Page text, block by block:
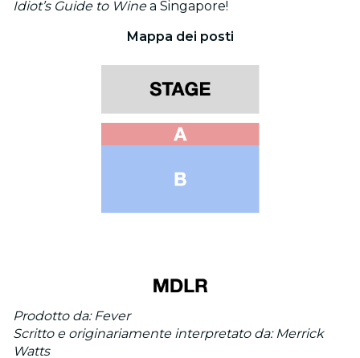
Idiot’s Guide to Winea Singapore!
Mappa dei posti
Prodotto da: Fever
Scritto e originariamente interpretato da: Merrick
Watts